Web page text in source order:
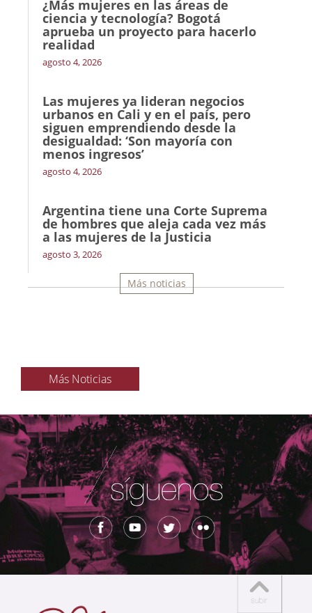
¿Más mujeres en las áreas de
ciencia y tecnología? Bogotá
aprueba un proyecto para hacerlo
realidad
agosto 4, 2026
Las mujeres ya lideran negocios
urbanos en Cali y en el país, pero
siguen emprendiendo desde la
desigualdad: ‘Son mayoría con
menos ingresos’
agosto 4, 2026
Argentina tiene una Corte Suprema
de hombres que aleja cada vez más
a las mujeres de la Justicia
agosto 3, 2026
Más noticias
Más Noticias